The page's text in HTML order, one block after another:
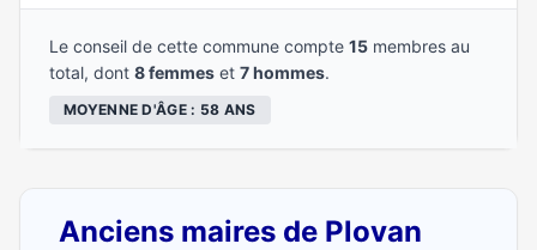
Le conseil de cette commune compte 15 membres au
total, dont 8 femmes et 7 hommes.
MOYENNE D'ÂGE : 58 ANS
Anciens maires de Plovan